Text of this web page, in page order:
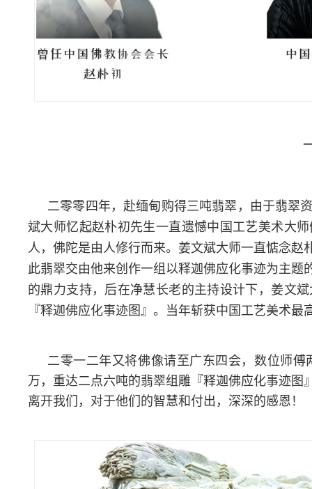
二零零四年，赴缅甸购得三吨翡翠，由于翡翠
斌大师忆起赵朴初先生一直遗憾中国工艺美术大
人，佛陀是由人修行而来。姜文斌大师一直惦念
此翡翠交由他来创作一组以释迦佛应化事迹为主
的鼎力支持，后在净慧长老的主持设计下，姜文
『释迦佛应化事迹图』。当年斩获中国工艺美术最
二零一二年又将佛像请至广东四会，数位师
万，重达二点六吨的翡翠组雕『释迦佛应化事迹
离开我们，对于他们的智慧和付出，深深的感恩！